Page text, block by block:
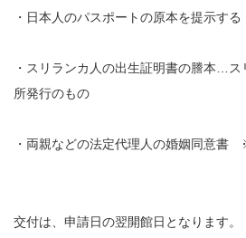
・日本人のパスポートの原本を提示する
・スリランカ人の出生証明書の謄本…
所発行のもの
・両親などの法定代理人の婚姻同意書
交付は、申請日の翌開館日となります。